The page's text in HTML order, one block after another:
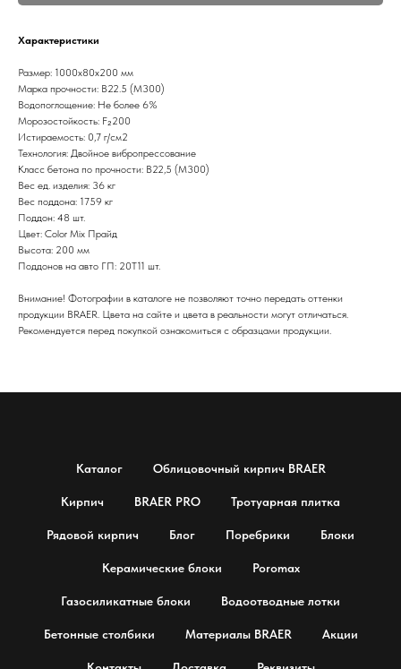
Характеристики
Размер: 1000x80х200 мм
Марка прочности: B22.5 (M300)
Водопоглощение: Не более 6%
Морозостойкость: F₂200
Истираемость: 0,7 г/см2
Технология: Двойное вибропрессование
Класс бетона по прочности: В22,5 (М300)
Вес ед. изделия: 36 кг
Вес поддона: 1759 кг
Поддон: 48 шт.
Цвет: Color Mix Прайд
Высота: 200 мм
Поддонов на авто ГП: 20Т11 шт.
Внимание! Фотографии в каталоге не позволяют точно передать оттенки
продукции BRAER. Цвета на сайте и цвета в реальности могут отличаться.
Рекомендуется перед покупкой ознакомиться с образцами продукции.
Каталог Облицовочный кирпич BRAER
Кирпич BRAER PRO Тротуарная плитка
Рядовой кирпич Блог Поребрики Блоки
Керамические блоки Poromax
Газосиликатные блоки Водоотводные лотки
Бетонные столбики Материалы BRAER Акции